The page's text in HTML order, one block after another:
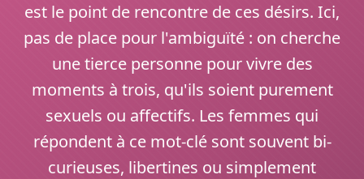
est le point de rencontre de ces désirs. Ici,
pas de place pour l'ambiguïté : on cherche
une tierce personne pour vivre des
moments à trois, qu'ils soient purement
sexuels ou affectifs. Les femmes qui
répondent à ce mot-clé sont souvent bi-
curieuses, libertines ou simplement